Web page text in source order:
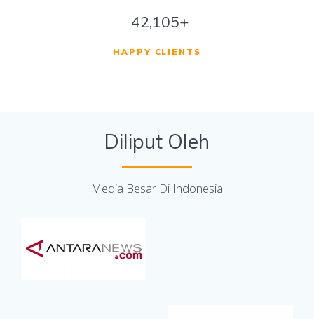
42,105+
HAPPY CLIENTS
Diliput Oleh
Media Besar Di Indonesia